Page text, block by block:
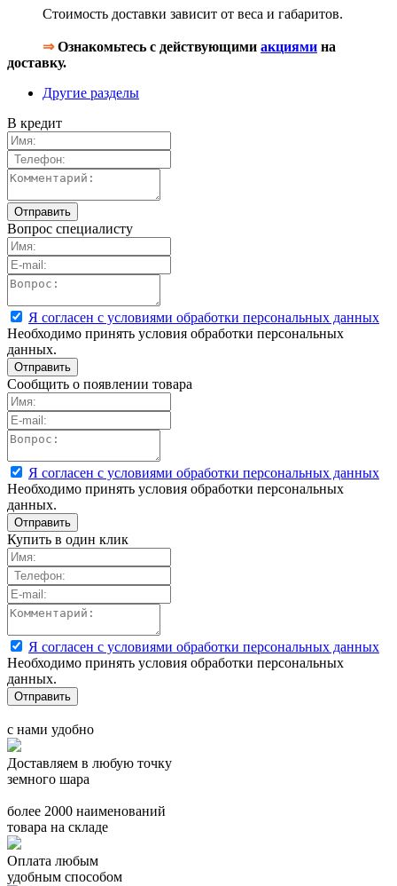
Стоимость доставки зависит от веса и габаритов.
⇒Ознакомьтесь с действующими акциями на
доставку.
Другие разделы
В кредит
Вопрос специалисту
Я согласен с условиями обработки персональных данных
Необходимо принять условия обработки персональных
данных.
Сообщить о появлении товара
Я согласен с условиями обработки персональных данных
Необходимо принять условия обработки персональных
данных.
Купить в один клик
Я согласен с условиями обработки персональных данных
Необходимо принять условия обработки персональных
данных.
с нами удобно
Доставляем в любую точку
земного шара
более 2000 наименований
товара на складе
Оплата любым
удобным способом